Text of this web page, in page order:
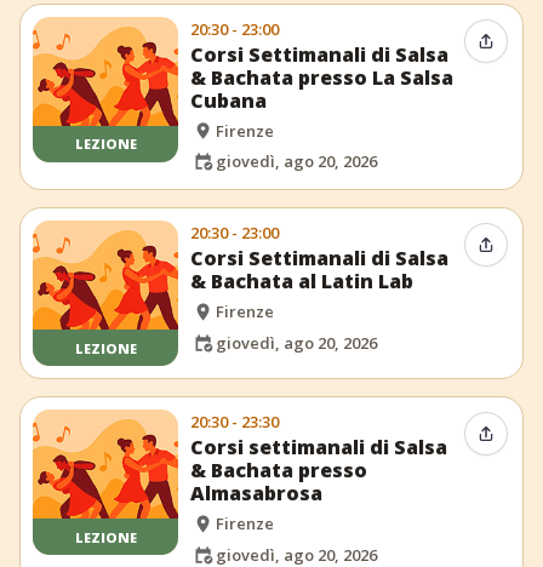
LEZIONE
20:30 - 23:00
Corsi Settimanali di Salsa
& Bachata presso La Salsa
Cubana
Firenze
giovedì, ago 20, 2026
LEZIONE
20:30 - 23:00
Corsi Settimanali di Salsa
& Bachata al Latin Lab
Firenze
giovedì, ago 20, 2026
LEZIONE
20:30 - 23:30
Corsi settimanali di Salsa
& Bachata presso
Almasabrosa
Firenze
giovedì, ago 20, 2026